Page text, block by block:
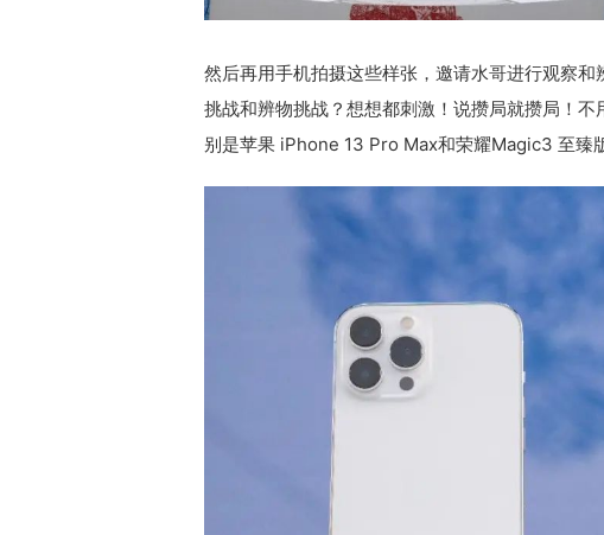
然后再用手机拍摄这些样张，邀请水哥进行观察
挑战和辨物挑战？想想都刺激！说攒局就攒局！
别是苹果 iPhone 13 Pro Max和荣耀Magic3 至臻